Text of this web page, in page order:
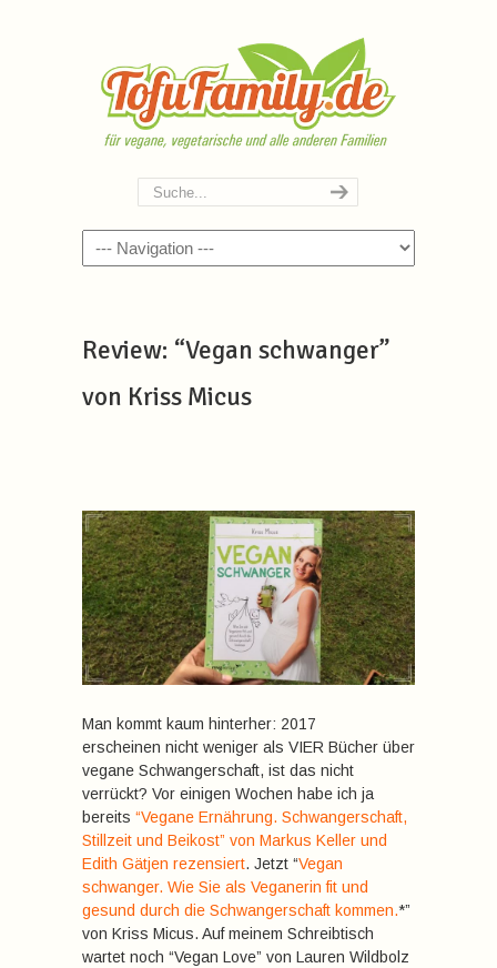
Navigation
Review: “Vegan schwanger”
von Kriss Micus
Man kommt kaum hinterher: 2017
erscheinen nicht weniger als VIER Bücher über
vegane Schwangerschaft, ist das nicht
verrückt? Vor einigen Wochen habe ich ja
bereits “Vegane Ernährung. Schwangerschaft,
Stillzeit und Beikost” von Markus Keller und
Edith Gätjen rezensiert. Jetzt “Vegan
schwanger. Wie Sie als Veganerin fit und
gesund durch die Schwangerschaft kommen.*”
von Kriss Micus. Auf meinem Schreibtisch
wartet noch “Vegan Love” von Lauren Wildbolz